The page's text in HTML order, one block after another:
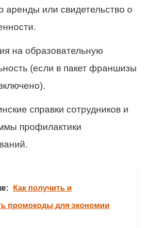
аренды или свидетельство о
на образовательную
(если в пакет франшизы
справки сотрудников и
профилактики
Как получить и
промокоды для экономии